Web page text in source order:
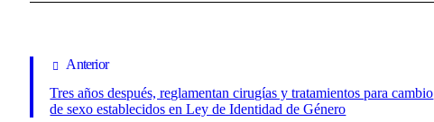
Anterior
Tres años después, reglamentan cirugías y tratamientos para cambio
de sexo establecidos en Ley de Identidad de Género